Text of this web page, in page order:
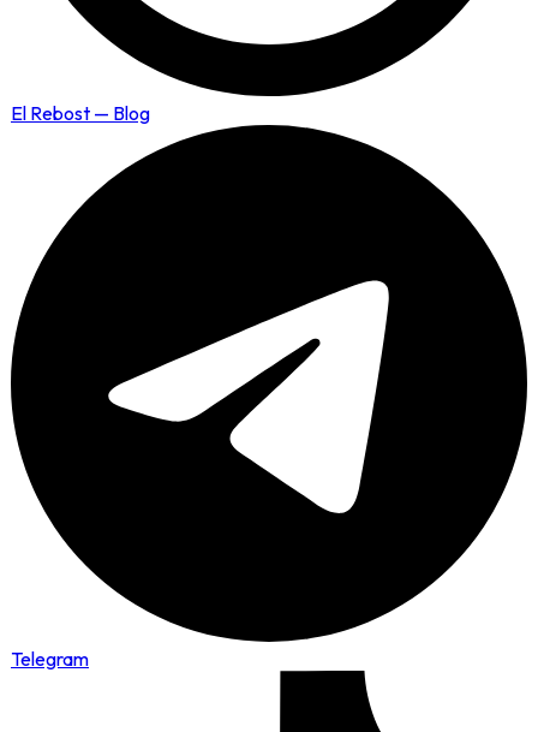
El Rebost — Blog
Telegram